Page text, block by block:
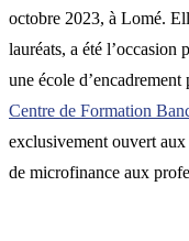
octobre 2023, à Lomé.
lauréats, a été l’occasion
une école
Centre de Formation
exclusivement ouvert aux
de microfinance aux